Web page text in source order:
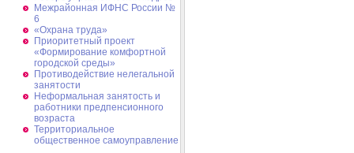
Межрайонная ИФНС России №
6
«Охрана труда»
Приоритетный проект
«Формирование комфортной
городской среды»
Противодействие нелегальной
занятости
Неформальная занятость и
работники предпенсионного
возраста
Территориальное
общественное самоуправление